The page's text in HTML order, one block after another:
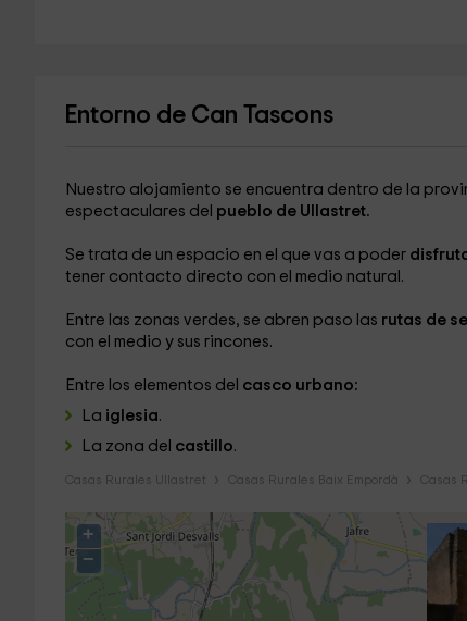
Entorno de Can Tascons
Nuestro alojamiento se encuentra dentro de la
espectaculares del pueblo de Ullastret.
Se trata de un espacio en el que vas a poder
tener contacto directo con el medio natural.
Entre las zonas verdes, se abren paso las rutas de
con el medio y sus rincones.
Entre los elementos del casco urbano:
La iglesia.
La zona del castillo.
Casas Rurales Ullastret Casas Rurales Baix Empordà Casas
+
−